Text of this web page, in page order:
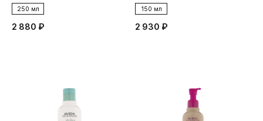
250 мл
2 880 ₽
150 мл
2 930 ₽